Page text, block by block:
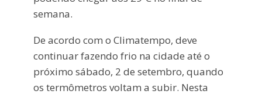
semana.
De acordo com o Climatempo, deve
continuar fazendo frio na cidade até o
próximo sábado, 2 de setembro, quando
os termômetros voltam a subir. Nesta